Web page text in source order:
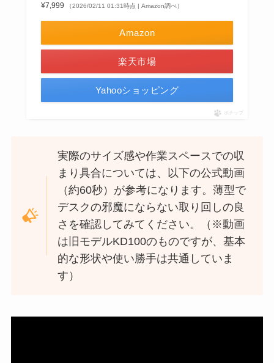
¥7,999 （2026/02/11 01:31時点 | Amazon調べ）
Amazon
楽天市場
Yahooショッピング
ポチップ
実際のサイズ感や作業スペースでの収
まり具合については、以下の公式動画
（約60秒）が参考になります。薄型で
デスクの邪魔にならない取り回しの良
さを確認してみてください。（※動画
は旧モデルKD100のものですが、基本
的な形状や使い勝手は共通していま
す）